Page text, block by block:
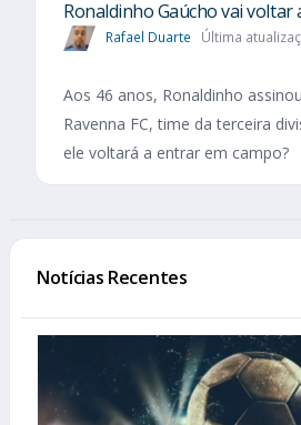
Ronaldinho Gaúcho vai voltar
Rafael Duarte Última
Aos 46 anos, Ronaldinho
Ravenna FC, time da terceira
ele voltará a entrar em campo?
Notícias Recentes